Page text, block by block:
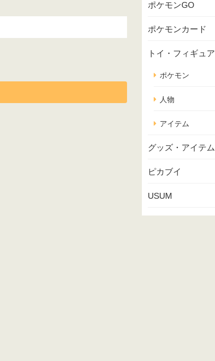
ポケモンGO
ポケモンカード
トイ・フィギュア
ポケモン
人物
アイテム
グッズ・アイテム
ピカブイ
USUM